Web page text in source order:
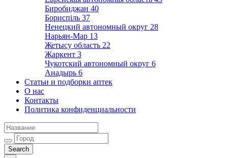
Биробиджан 40
Бориспіль 37
Ненецкий автономный округ 28
Нарьян-Мар 13
Жетысу область 22
Жаркент 3
Чукотский автономный округ 6
Анадырь 6
Статьи и подборки аптек
О нас
Контакты
Политика конфиденциальности